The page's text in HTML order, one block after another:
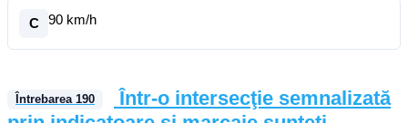
C 90 km/h
Întrebarea 190
Într-o intersecţie semnalizată